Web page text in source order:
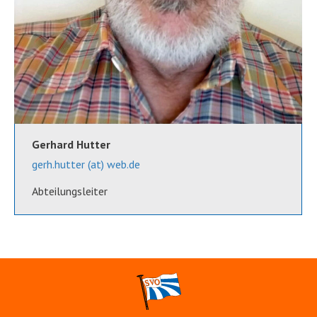
Gerhard Hutter
gerh.hutter (at) web.de
Abteilungsleiter